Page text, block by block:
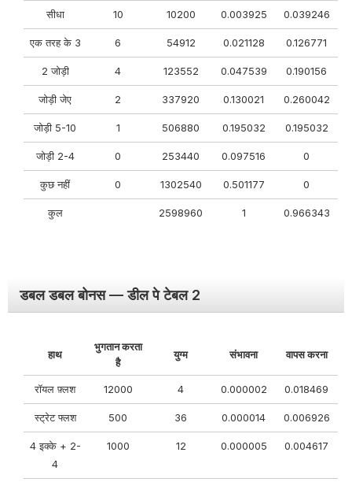
सीधा 10 10200 0.003925 0.039246
एक तरह के 3 6 54912 0.021128 0.126771
2 जोड़ी 4 123552 0.047539 0.190156
जोड़ी जेए 2 337920 0.130021 0.260042
जोड़ी 5-10 1 506880 0.195032 0.195032
जोड़ी 2-4 0 253440 0.097516 0
कुछ नहीं 0 1302540 0.501177 0
कुल 2598960 1 0.966343
डबल डबल बोनस — डील पे टेबल 2
हाथ
भुगतान करता
है
युग्म संभावना वापस करना
रॉयल फ़्लश 12000 4 0.000002 0.018469
स्ट्रेट फ्लश 500 36 0.000014 0.006926
4 इक्के + 2-
4
1000 12 0.000005 0.004617